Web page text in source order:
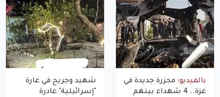
بالفيديو: مجزرة جديدة في
غزة.. 4 شهداء بينهم
شهيد وجريح في غارة
"إسرائيلية" غادرة